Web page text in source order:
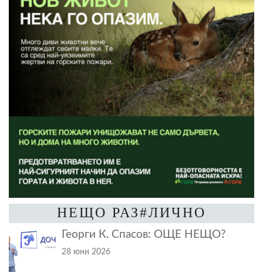
НЕЩО РАЗ#ЛИЧНО
Георги К. Спасов: ОЩЕ НЕЩО?
28 юни 2026